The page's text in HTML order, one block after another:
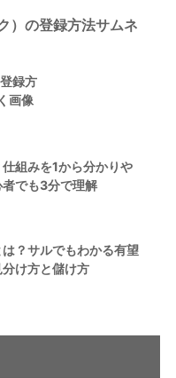
録方
画像
組みを1から分かりや
でも3分で理解
？サルでもわかる有望
け方と儲け方